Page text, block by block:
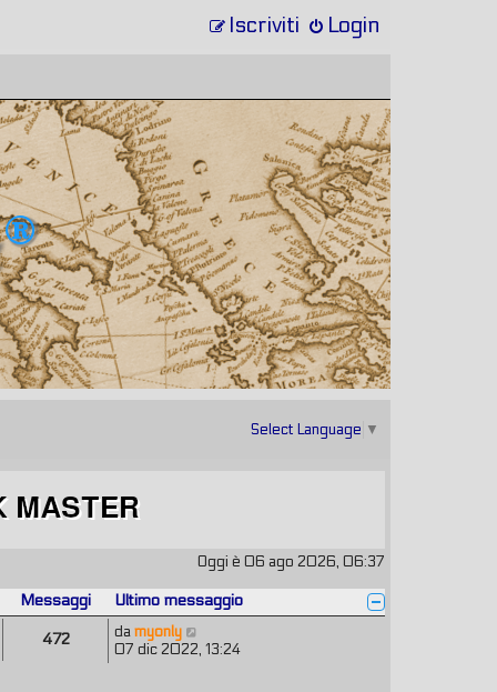
Login
Iscriviti
Select Language ▼
Oggi è 06 ago 2026, 06:37
Messaggi Ultimo messaggio
472 damyonly
e
07 dic 2022, 13:24